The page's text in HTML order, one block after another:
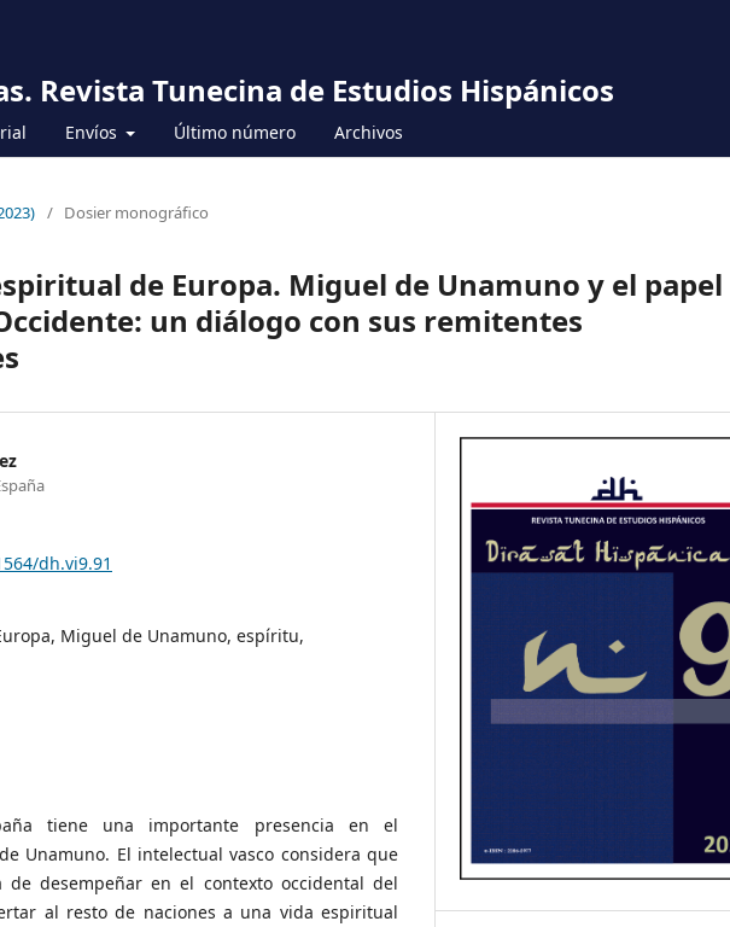
Revista Tunecina de Estudios Hispánicos
Envíos Último número Archivos
/ Dosier monográfico
de Europa. Miguel de Unamuno y el papel
un diálogo con sus remitentes
dh.vi9.91
Miguel de Unamuno, espíritu,
tiene una importante presencia en el
Unamuno. El intelectual vasco considera que
desempeñar en el contexto occidental del
al resto de naciones a una vida espiritual